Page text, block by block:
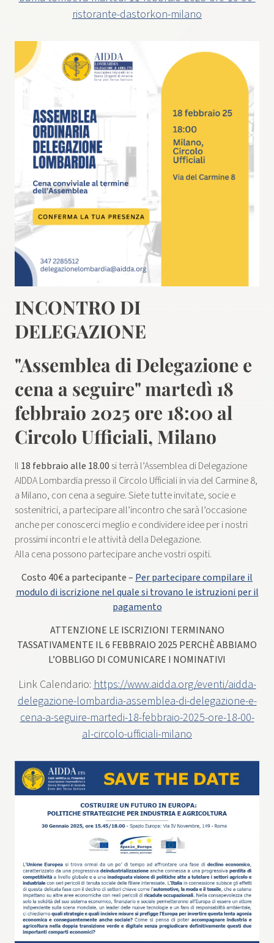
ristorante-dastorkon-milano
INCONTRO DI
DELEGAZIONE
"Assemblea di Delegazione e
cena a seguire" martedì 18
febbraio 2025 ore 18:00 al
Circolo Ufficiali, Milano
Il 18 febbraioalle 18.00 si terrà l’Assemblea di Delegazione
AIDDA Lombardia presso il Circolo Ufficiali in via del Carmine 8,
a Milano, con cena a seguire. Siete tutte invitate, socie e
sostenitrici, a partecipare all’incontro che sarà l’occasione
anche per conoscerci meglio e condividere idee per i nostri
prossimi incontri e le attività della Delegazione.
Alla cena possono partecipare anche vostri ospiti.
Costo 40€ a partecipante – Per partecipare compilare il
modulo di iscrizione nel quale si trovano le istruzioni per il
pagamento
ATTENZIONE LE ISCRIZIONI TERMINANO
TASSATIVAMENTE IL 6 FEBBRAIO 2025 PERCHÈ ABBIAMO
L’OBBLIGO DI COMUNICARE I NOMINATIVI
Link Calendario: https://www.aidda.org/eventi/aidda-
delegazione-lombardia-assemblea-di-delegazione-e-
cena-a-seguire-martedi-18-febbraio-2025-ore-18-00-
al-circolo-ufficiali-milano